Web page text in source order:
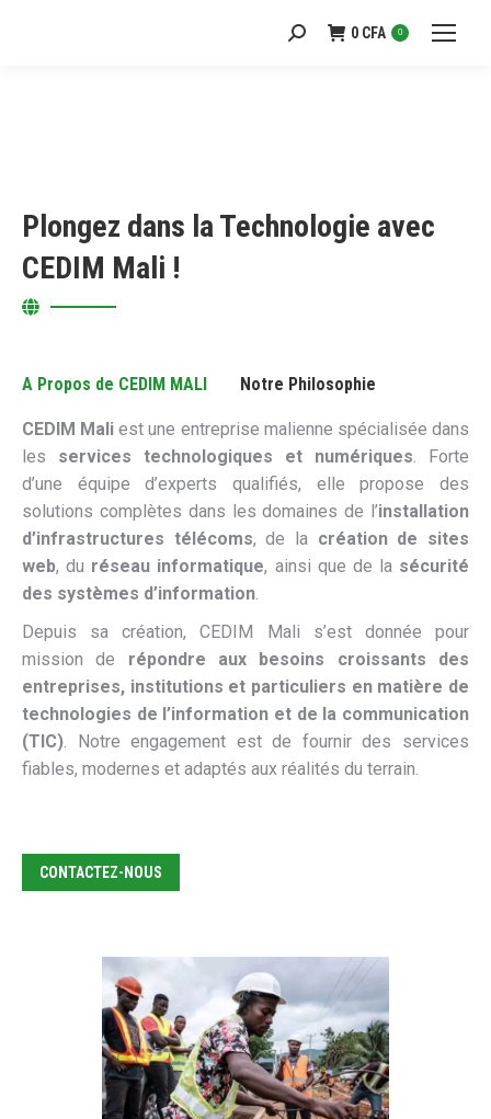
Recherche
0 CFA 0
Plongez dans la Technologie avec
CEDIM Mali !
A Propos de CEDIM MALI Notre Philosophie
CEDIM Mali est une entreprise malienne spécialisée dans
les services technologiques et numériques. Forte
d’une équipe d’experts qualifiés, elle propose des
solutions complètes dans les domaines de l’installation
d’infrastructures télécoms, de la création de sites
web, du réseau informatique, ainsi que de la sécurité
des systèmes d’information.
Depuis sa création, CEDIM Mali s’est donnée pour
mission de répondre aux besoins croissants des
entreprises, institutions et particuliers en matière de
technologies de l’information et de la communication
(TIC). Notre engagement est de fournir des services
fiables, modernes et adaptés aux réalités du terrain.
CONTACTEZ-NOUS